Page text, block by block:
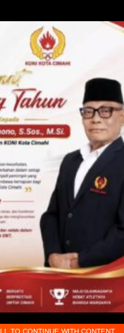
TO CONTINUE WITH CONTENT